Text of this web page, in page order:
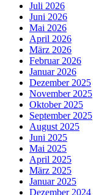
Juli 2026
Juni 2026
Mai 2026
April 2026
März 2026
Februar 2026
Januar 2026
Dezember 2025
November 2025
Oktober 2025
September 2025
August 2025
Juni 2025
Mai 2025
April 2025
März 2025
Januar 2025
Dezember 2024